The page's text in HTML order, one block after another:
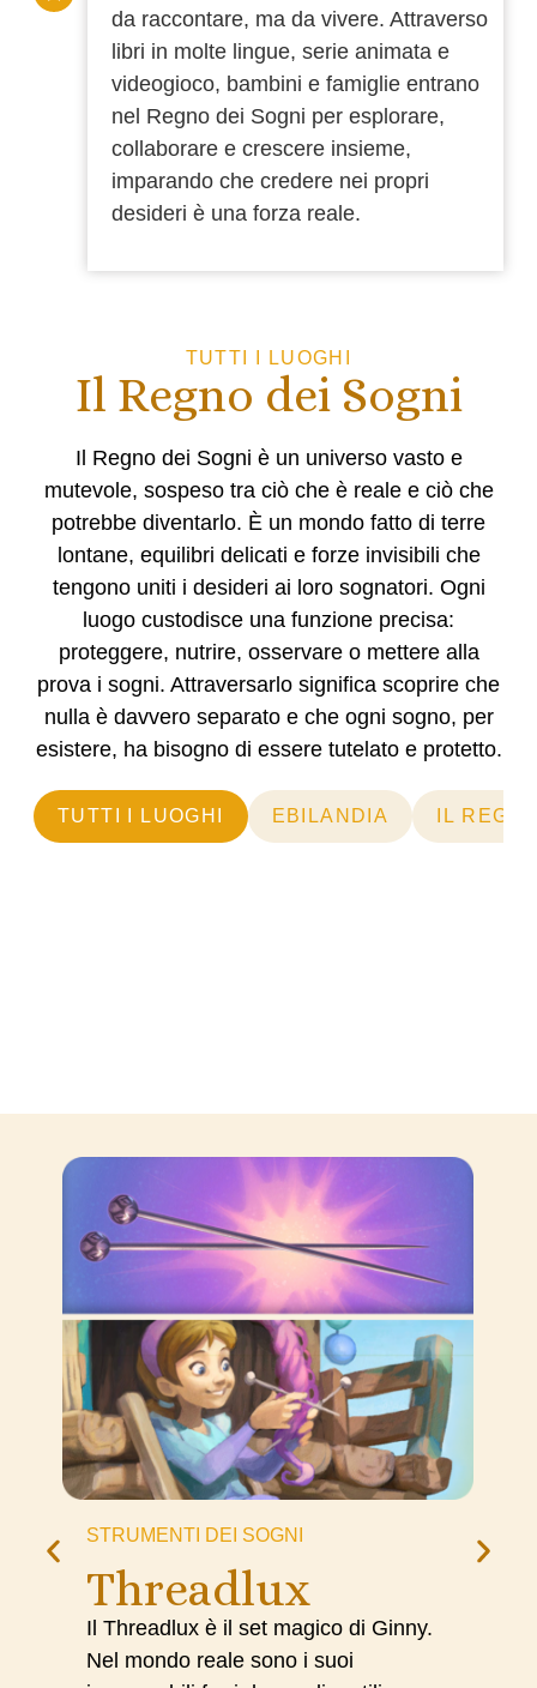
da raccontare, ma da vivere. Attraverso
libri in molte lingue, serie animata e
videogioco, bambini e famiglie entrano
nel Regno dei Sogni per esplorare,
collaborare e crescere insieme,
imparando che credere nei propri
desideri è una forza reale.
TUTTI I LUOGHI
Il Regno dei Sogni
Il Regno dei Sogni è un universo vasto e
mutevole, sospeso tra ciò che è reale e ciò che
potrebbe diventarlo. È un mondo fatto di terre
lontane, equilibri delicati e forze invisibili che
tengono uniti i desideri ai loro sognatori. Ogni
luogo custodisce una funzione precisa:
proteggere, nutrire, osservare o mettere alla
prova i sogni. Attraversarlo significa scoprire che
nulla è davvero separato e che ogni sogno, per
esistere, ha bisogno di essere tutelato e protetto.
TUTTI I LUOGHI EBILANDIA IL
STRUMENTI DEI SOGNI
Threadlux
Il Threadlux è il set magico di Ginny.
Nel mondo reale sono i suoi